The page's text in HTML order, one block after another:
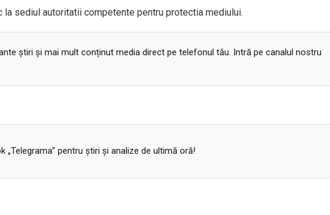
sediul autoritatii competente pentru protectia mediului.
știri și mai mult conținut media direct pe telefonul tău. Intră pe canalul nostru
„Telegrama” pentru ştiri şi analize de ultimă oră!